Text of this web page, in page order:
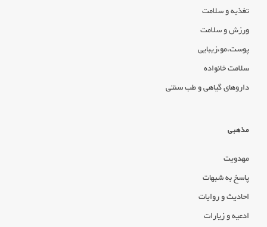
تغذیه و سلامت
ورزش و سلامت
پوست،مو،زیبایی
سلامت خانواده
داروهای گیاهی و طب سنتی
مذهبی
مهدویت
پاسخ به شبهات
احادیث و روایات
ادعیه و زیارات